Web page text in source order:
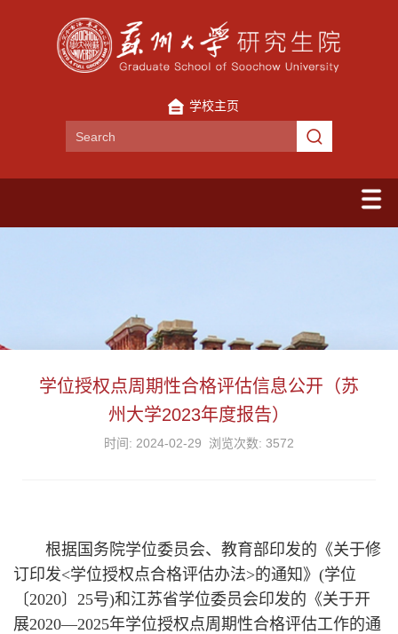
学校主页
学位授权点周期性合格评估信息公开（苏
州大学2023年度报告）
时间: 2024-02-29 浏览次数: 3572
根据国务院学位委员会、教育部印发的《关于修
订印发<学位授权点合格评估办法>的通知》(学位
〔2020〕25号)和江苏省学位委员会印发的《关于开
展2020—2025年学位授权点周期性合格评估工作的通